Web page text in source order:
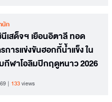
นัก
เสด็จฯ เยือนอิตาลี ทอด
การแข่งขันฮอกกี้น้ำแข็ง ใน
กีฬาโอลิมปิกฤดูหนาว 2026
133views